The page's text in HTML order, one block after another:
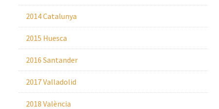
2014 Catalunya
2015 Huesca
2016 Santander
2017 Valladolid
2018 València